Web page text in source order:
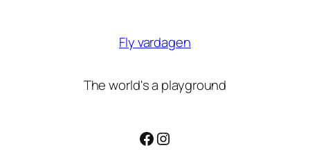
Fly vardagen
The world's a playground
Facebook
Instagram